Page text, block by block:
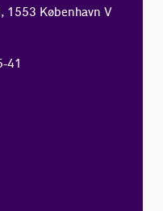
1553 København V
41